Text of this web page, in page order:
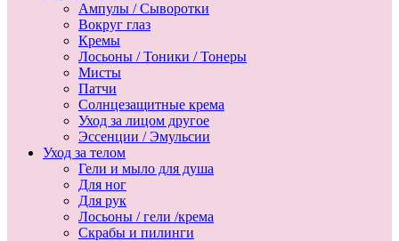
Ампулы / Сыворотки
Вокруг глаз
Кремы
Лосьоны / Тоники / Тонеры
Мисты
Патчи
Солнцезащитные крема
Уход за лицом другое
Эссенции / Эмульсии
Уход за телом
Гели и мыло для душа
Для ног
Для рук
Лосьоны / гели /крема
Скрабы и пилинги